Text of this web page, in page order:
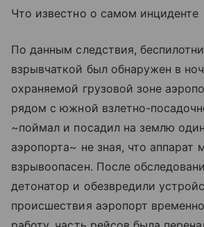
Что известно о самом инциденте
По данным следствия,
взрывчаткой был обнаружен в
охраняемой грузовой зоне
рядом с южной взлетно-
~поймал и посадил на землю
аэропорта~ не зная, что аппарат
взрывоопасен. После
детонатор и обезвредили
происшествия аэропорт